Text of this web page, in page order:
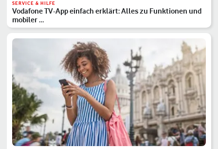
SERVICE & HILFE
Vodafone TV-App einfach erklärt: Alles zu Funktionen und
mobiler …